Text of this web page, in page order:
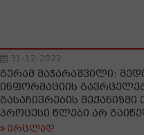
31-12-2022
გურამ მაჭარაშვილი:
ინფორმაციის
გასაჩივრების
პროცესი წლები არ
ვრცლად